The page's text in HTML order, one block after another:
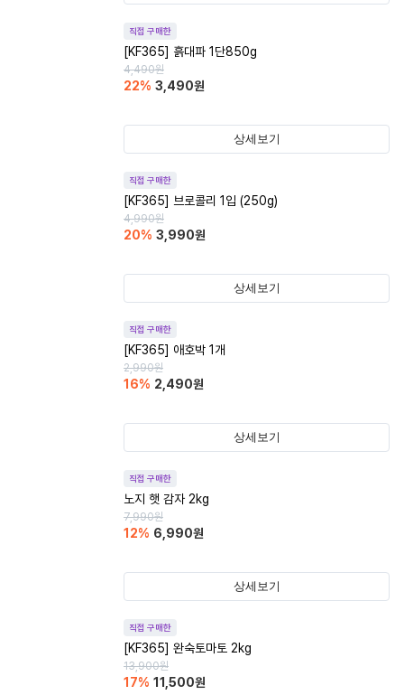
직접 구매한
[KF365] 흙대파 1단850g
4,490원
22% 3,490원
상세보기
직접 구매한
[KF365] 브로콜리 1입 (250g)
4,990원
20% 3,990원
상세보기
직접 구매한
[KF365] 애호박 1개
2,990원
16% 2,490원
상세보기
직접 구매한
노지 햇 감자 2kg
7,990원
12% 6,990원
상세보기
직접 구매한
[KF365] 완숙토마토 2kg
13,900원
17% 11,500원